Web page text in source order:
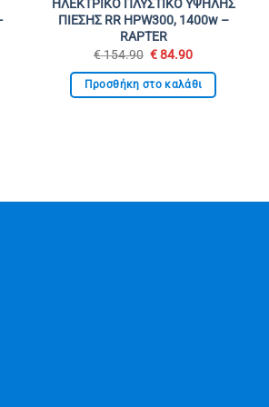
ΗΛΕΚΤΡΙΚΟ ΠΛΥΣΤΙΚΟ ΥΨΗΛΗΣ
ΠΙΕΣΗΣ RR HPW300, 1400w –
RAPTER
€154.90 Original
was:
€ 154.90.
€84.90Η
τιμή
είναι:
Προσθήκη στο καλάθι